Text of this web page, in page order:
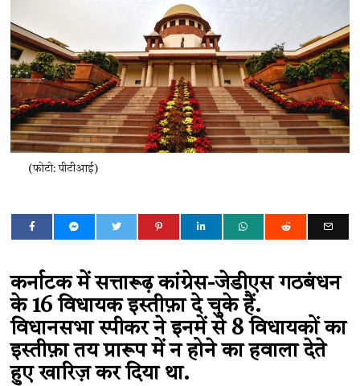
(फोटो: पीटीआई)
कर्नाटक में सत्तारूढ़ कांग्रेस-जेडीएस गठबंधन
के 16 विधायक इस्तीफ़ा दे चुके हैं.
विधानसभा स्पीकर ने इनमें से 8 विधायकों का
इस्तीफ़ा तय प्रारूप में न होने का हवाला देते
हुए खारिज़ कर दिया था.